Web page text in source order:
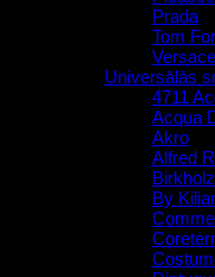
Prada
Tom
Universālās
4711
Acqua
Akro
Alfred
Birkholz
By